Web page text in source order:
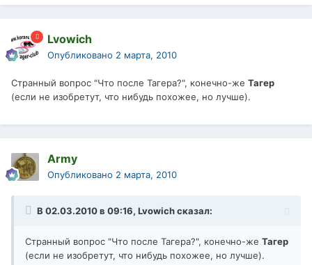
Lvowich
Опубликовано 2 марта, 2010
Странный вопрос "Что после Тагера?", конечно-же Тагер
(если не изобретут, что нибудь похожее, но лучше).
Army
Опубликовано 2 марта, 2010
В 02.03.2010 в 09:16, Lvowich сказал:
Странный вопрос "Что после Тагера?", конечно-же Тагер
(если не изобретут, что нибудь похожее, но лучше).